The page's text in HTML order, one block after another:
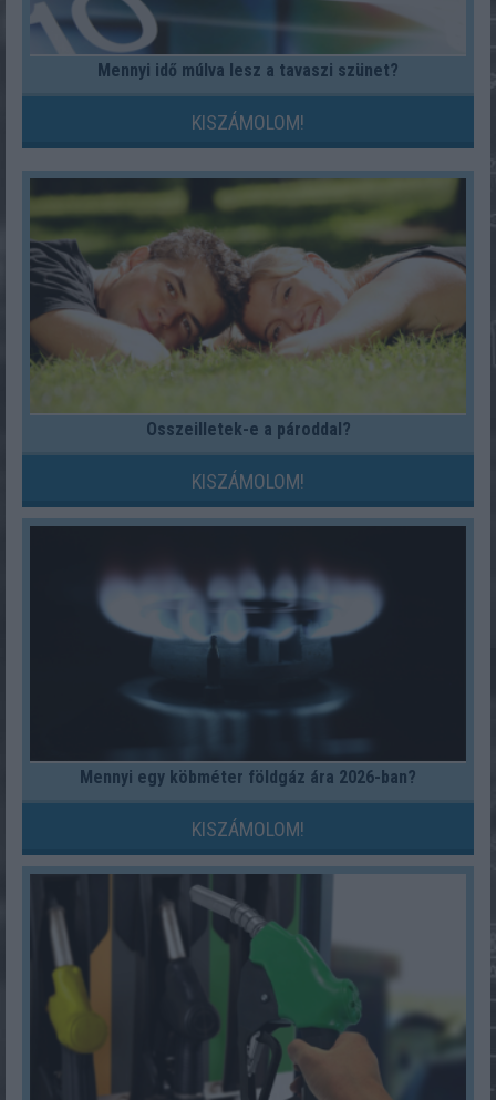
Mennyi idő múlva lesz a tavaszi szünet?
KISZÁMOLOM!
Összeilletek-e a pároddal?
KISZÁMOLOM!
Mennyi egy köbméter földgáz ára 2026-ban?
KISZÁMOLOM!